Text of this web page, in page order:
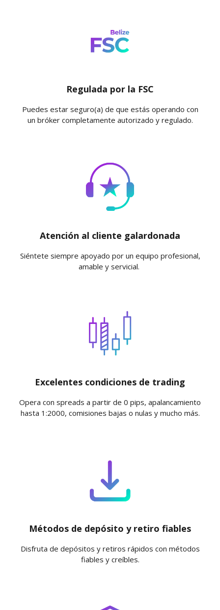
Regulada por la FSC
Puedes estar seguro(a) de que estás operando con
un bróker completamente autorizado y regulado.
Atención al cliente galardonada
Siéntete siempre apoyado por un equipo profesional,
amable y servicial.
Excelentes condiciones de trading
Opera con spreads a partir de 0 pips, apalancamiento
hasta 1:2000, comisiones bajas o nulas y mucho más.
Métodos de depósito y retiro fiables
Disfruta de depósitos y retiros rápidos con métodos
fiables y creíbles.